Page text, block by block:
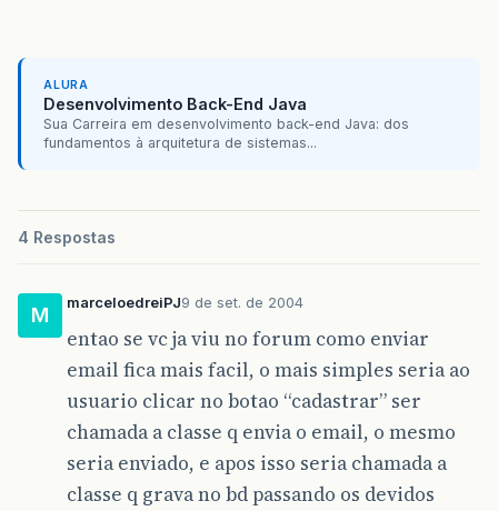
ALURA
Desenvolvimento Back-End Java
Sua Carreira em desenvolvimento back-end Java: dos
fundamentos à arquitetura de sistemas...
4 Respostas
M
marceloedreiPJ9 de set. de 2004
entao se vc ja viu no forum como enviar
email fica mais facil, o mais simples seria ao
usuario clicar no botao “cadastrar” ser
chamada a classe q envia o email, o mesmo
seria enviado, e apos isso seria chamada a
classe q grava no bd passando os devidos